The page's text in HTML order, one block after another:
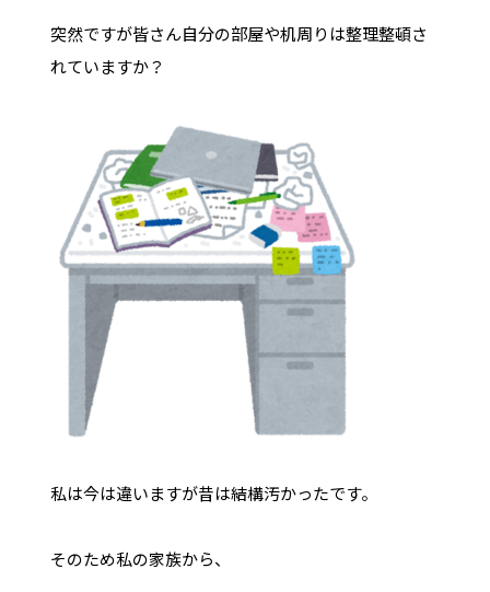
突然ですが皆さん自分の部屋や机周りは整理整頓さ
れていますか？
私は今は違いますが昔は結構汚かったです。
そのため私の家族から、